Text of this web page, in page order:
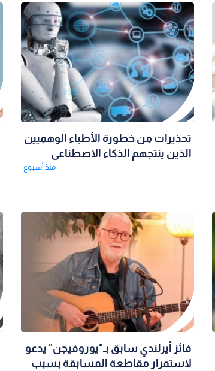
تحذيرات من خطورة الأطباء الوهميين
الذين ينتجهم الذكاء الاصطناعي
منذ أسبوع
فائز أيرلندي سابق بـ"يوروفيجن" يدعو
لاستمرار مقاطعة المسابقة بسبب